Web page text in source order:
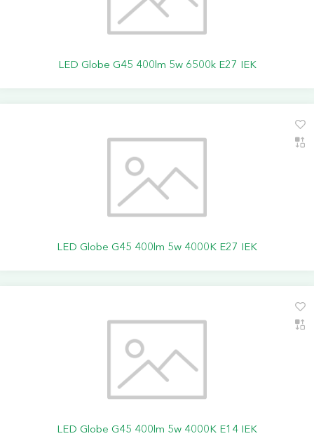
LED Globe G45 400lm 5w 6500k E27 IEK
LED Globe G45 400lm 5w 4000K E27 IEK
LED Globe G45 400lm 5w 4000K E14 IEK